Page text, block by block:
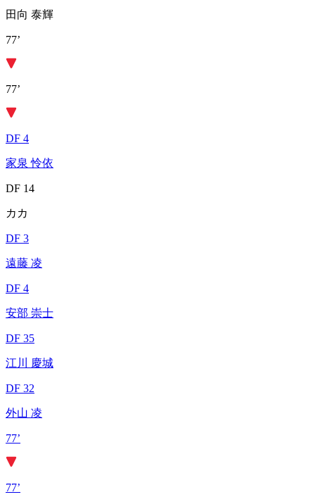
田向 泰輝
77’
77’
DF 4
家泉 怜依
DF 14
カカ
DF 3
遠藤 凌
DF 4
安部 崇士
DF 35
江川 慶城
DF 32
外山 凌
77’
77’